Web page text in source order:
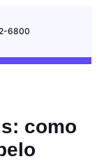
6800
como